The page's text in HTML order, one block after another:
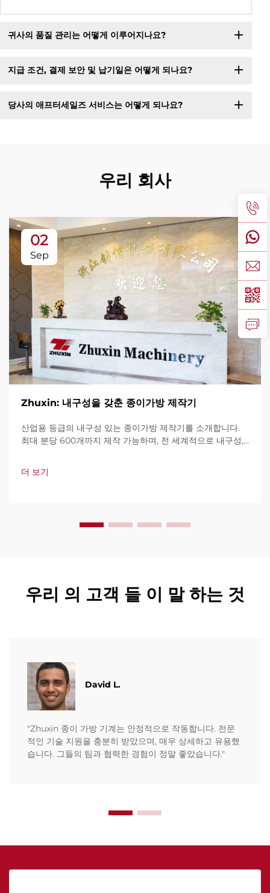
귀사의 품질 관리는 어떻게 이루어지나요?
지급 조건, 결제 보안 및 납기일은 어떻게 되나요?
당사의 애프터세일즈 서비스는 어떻게 되나요?
우리 회사
02
Sep
Zhuxin: 내구성을 갖춘 종이가방 제작기
산업용 등급의 내구성 있는 종이가방 제작기를 소개합니다.
최대 분당 600개까지 제작 가능하며, 전 세계적으로 내구성,
가 지원과 빠른 서비스를 제공합니다. 견적 요청을 지금 해보
세요.
더 보기
우리 의 고객 들 이 말 하는 것
David L.
"Zhuxin 종이 가방 기계는 안정적으로 작동합니다. 전문
적인 기술 지원을 충분히 받았으며, 매우 상세하고 유용했
습니다. 그들의 팀과 협력한 경험이 정말 좋았습니다."